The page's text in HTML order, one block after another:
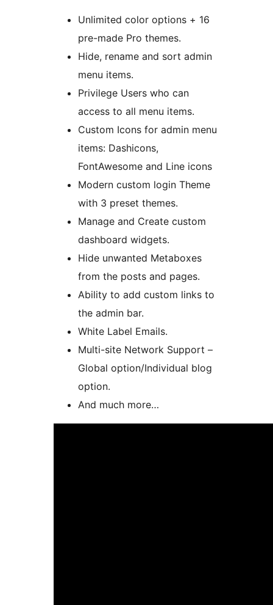
Unlimited color options + 16
pre-made Pro themes.
Hide, rename and sort admin
menu items.
Privilege Users who can
access to all menu items.
Custom Icons for admin menu
items: Dashicons,
FontAwesome and Line icons
Modern custom login Theme
with 3 preset themes.
Manage and Create custom
dashboard widgets.
Hide unwanted Metaboxes
from the posts and pages.
Ability to add custom links to
the admin bar.
White Label Emails.
Multi-site Network Support –
Global option/Individual blog
option.
And much more…